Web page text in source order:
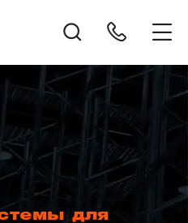
для